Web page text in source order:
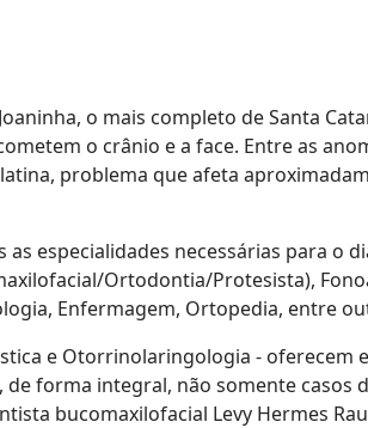
o mais completo de Santa
o crânio e a face. Entre as
problema que afeta
especialidades necessárias para o
Ortodontia/Protesista),
Enfermagem, Ortopedia, entre
e Otorrinolaringologia - oferecem
forma integral, não somente casos
bucomaxilofacial Levy Hermes